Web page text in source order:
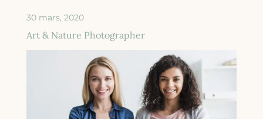
30 mars, 2020
Art & Nature Photographer